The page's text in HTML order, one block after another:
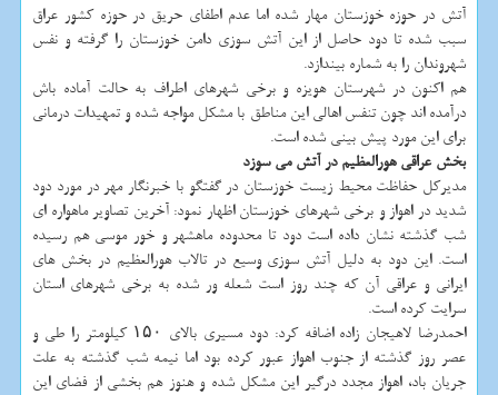
آتش در حوزه خوزستان مهار شده اما عدم اطفای حریق در حوزه كشور عراق
سبب شده تا دود حاصل از این آتش سوزی دامن خوزستان را گرفته و نفس
شهروندان را به شماره بیندازد.
هم اكنون در شهرستان هویزه و برخی شهرهای اطراف به حالت آماده باش
درآمده اند چون تنفس اهالی این مناطق با مشكل مواجه شده و تمهیدات درمانی
برای این مورد پیش بینی شده است.
بخش عراقی هورالعظیم در آتش می سوزد
مدیركل حفاظت محیط زیست خوزستان در گفتگو با خبرنگار مهر در مورد دود
شدید در اهواز و برخی شهرهای خوزستان اظهار نمود: آخرین تصاویر ماهواره ای
شب گذشته نشان داده است دود تا محدوده ماهشهر و خور موسی هم رسیده
است. این دود به دلیل آتش سوزی وسیع در تالاب هورالعظیم در بخش های
ایرانی و عراقی آن كه چند روز است شعله ور شده به برخی شهرهای استان
سرایت كرده است.
احمدرضا لاهیجان زاده اضافه كرد: دود مسیری بالای ۱۵۰ كیلومتر را طی و
عصر روز گذشته از جنوب اهواز عبور كرده بود اما نیمه شب گذشته به علت
جریان باد، اهواز مجدد درگیر این مشكل شده و هنوز هم بخشی از فضای این